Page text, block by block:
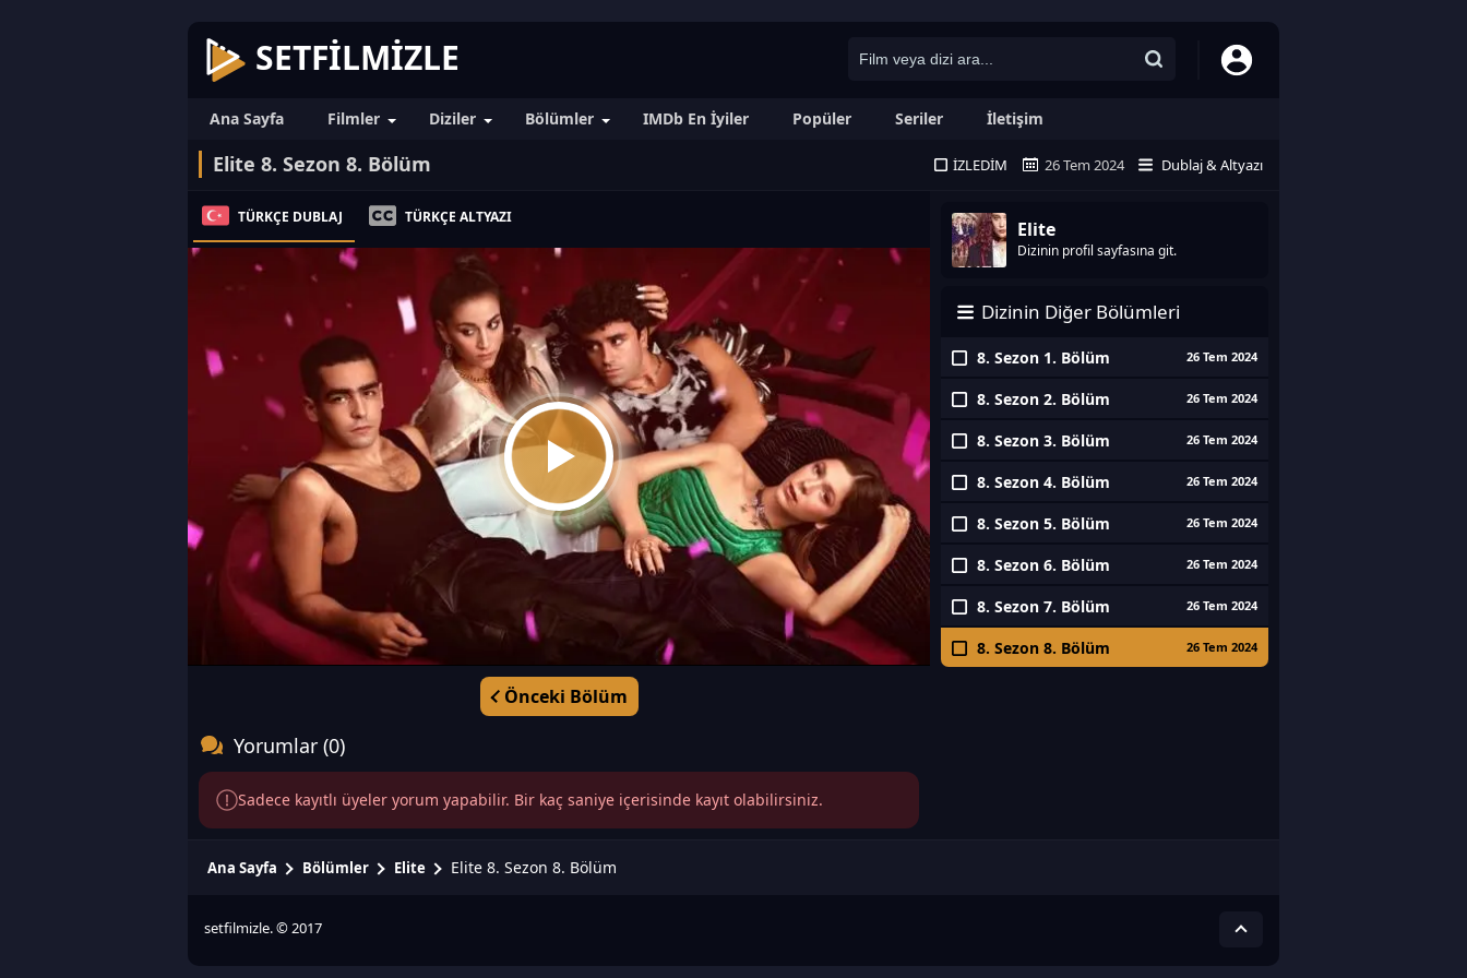
SETFILMIZLE
Ana Sayfa Filmler Diziler Bölümler IMDb En İyiler Popüler Seriler İletişim
Elite 8. Sezon 8. Bölüm İZLEDIM 26 Tem 2024 Dublaj & Altyazı
TÜRKÇE DUBLAJ TÜRKÇE ALTYAZI
Önceki Bölüm
Elite
Dizinin profil sayfasına git.
Dizinin Diğer Bölümleri
8. Sezon 1. Bölüm 26 Tem 2024
8. Sezon 2. Bölüm 26 Tem 2024
8. Sezon 3. Bölüm 26 Tem 2024
8. Sezon 4. Bölüm 26 Tem 2024
8. Sezon 5. Bölüm 26 Tem 2024
8. Sezon 6. Bölüm 26 Tem 2024
8. Sezon 7. Bölüm 26 Tem 2024
8. Sezon 8. Bölüm 26 Tem 2024
Yorumlar (0)
Sadece kayıtlı üyeler yorum yapabilir. Bir kaç saniye içerisinde kayıt olabilirsiniz.
Ana Sayfa Bölümler Elite Elite 8. Sezon 8. Bölüm
setfilmizle. © 2017